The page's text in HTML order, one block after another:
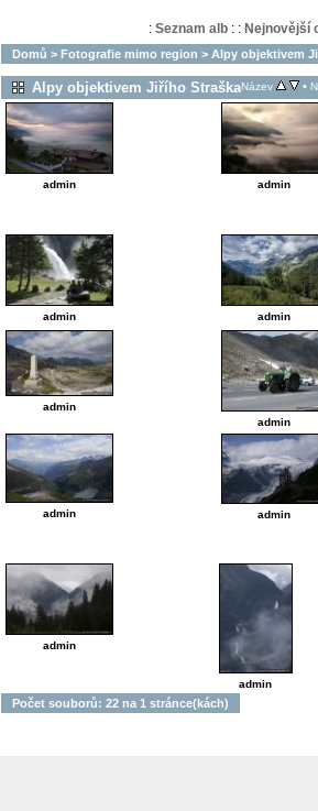
: Seznam alb: : Nejnovější
Domů > Fotografie mimo region > Alpy objektivem
Alpy objektivem Jiřího StraškaNázev •
admin admin
admin admin
admin
admin
admin admin
admin
admin
Počet souborů: 22 na 1 stránce(kách)